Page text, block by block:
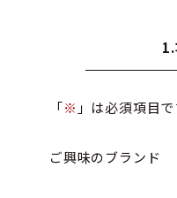
「※ 」は必須項目で
ご興味のブランド